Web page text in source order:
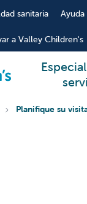
sanitaria Ayuda
a Valley Children's
Planifique su